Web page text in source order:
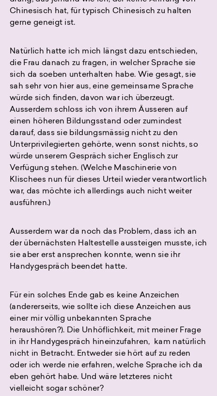
Chinesisch hat, für typisch Chinesisch zu halten
gerne geneigt ist.
Natürlich hatte ich mich längst dazu entschieden,
die Frau danach zu fragen, in welcher Sprache sie
sich da soeben unterhalten habe. Wie gesagt, sie
sah sehr von hier aus, eine gemeinsame Sprache
würde sich finden, davon war ich überzeugt.
Ausserdem schloss ich von ihrem Äusseren auf
einen höheren Bildungsstand oder zumindest
darauf, dass sie bildungsmässig nicht zu den
Unterprivilegierten gehörte, wenn sonst nichts, so
würde unserem Gespräch sicher Englisch zur
Verfügung stehen. (Welche Maschinerie von
Klischees nun für dieses Urteil wieder verantwortlich
war, das möchte ich allerdings auch nicht weiter
ausführen.)
Ausserdem war da noch das Problem, dass ich an
der übernächsten Haltestelle aussteigen musste, ich
sie aber erst ansprechen konnte, wenn sie ihr
Handygespräch beendet hatte.
Für ein solches Ende gab es keine Anzeichen
(andererseits, wie sollte ich diese Anzeichen aus
einer mir völlig unbekannten Sprache
heraushören?). Die Unhöflichkeit, mit meiner Frage
in ihr Handygespräch hineinzufahren, kam natürlich
nicht in Betracht. Entweder sie hört auf zu reden
oder ich werde nie erfahren, welche Sprache ich da
eben gehört habe. Und wäre letzteres nicht
vielleicht sogar schöner?